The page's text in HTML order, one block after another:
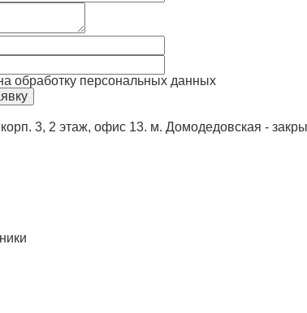
обработку персональных данных
3, 2 этаж, офис 13. м. Домодедовская -